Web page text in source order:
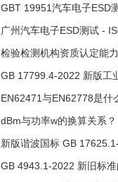
GBT 19951汽车电子ESD
广州汽车电子ESD测试 -
检验检测机构资质认定能
GB 17799.4-2022 新版工
EN62471与EN62778是什
dBm与功率w的换算关系？
新版谐波国标 GB
GB 4943.1-2022 新旧标